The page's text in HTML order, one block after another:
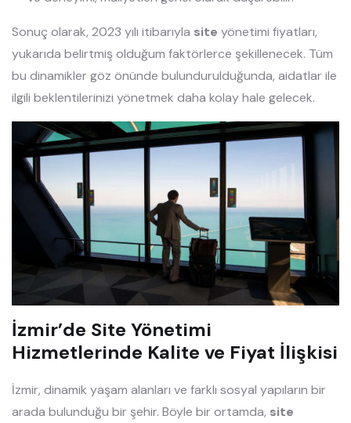
Sonuç olarak, 2023 yılı itibarıyla site yönetimi fiyatları,
yukarıda belirtmiş olduğum faktörlerce şekillenecek. Tüm
bu dinamikler göz önünde bulundurulduğunda, aidatlar ile
ilgili beklentilerinizi yönetmek daha kolay hale gelecek.
İzmir’de Site Yönetimi
Hizmetlerinde Kalite ve Fiyat İlişkisi
İzmir, dinamik yaşam alanları ve farklı sosyal yapıların bir
arada bulunduğu bir şehir. Böyle bir ortamda, site